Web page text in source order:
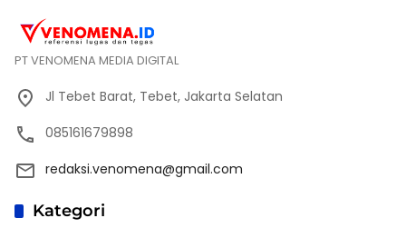
PT VENOMENA MEDIA DIGITAL
Jl Tebet Barat, Tebet, Jakarta Selatan
085161679898
redaksi.venomena@gmail.com
Kategori